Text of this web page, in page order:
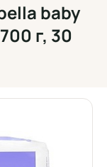
baby
г, 30